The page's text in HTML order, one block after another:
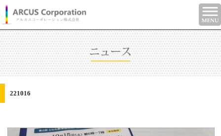
221016